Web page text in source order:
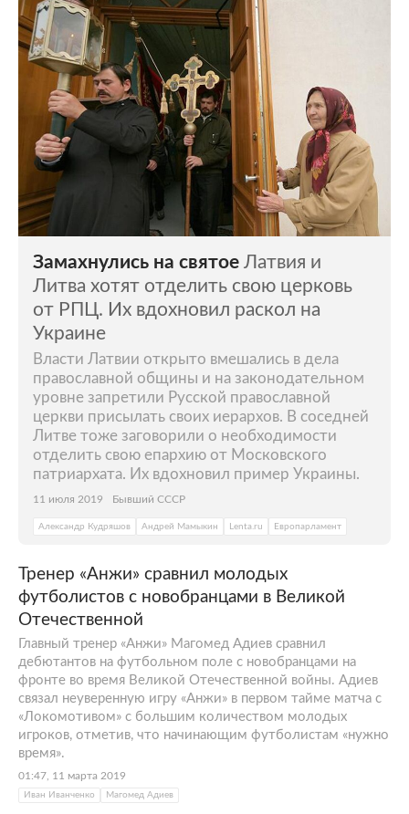
Замахнулись на святое Латвия и
Литва хотят отделить свою церковь
от РПЦ. Их вдохновил раскол на
Украине
Власти Латвии открыто вмешались в дела
православной общины и на законодательном
уровне запретили Русской православной
церкви присылать своих иерархов. В соседней
Литве тоже заговорили о необходимости
отделить свою епархию от Московского
патриархата. Их вдохновил пример Украины.
11 июля 2019 Бывший СССР
Александр Кудряшов Андрей Мамыкин Lenta.ru Европарламент
Тренер «Анжи» сравнил молодых
футболистов с новобранцами в Великой
Отечественной
Главный тренер «Анжи» Магомед Адиев сравнил
дебютантов на футбольном поле с новобранцами на
фронте во время Великой Отечественной войны. Адиев
связал неуверенную игру «Анжи» в первом тайме матча с
«Локомотивом» с большим количеством молодых
игроков, отметив, что начинающим футболистам «нужно
время».
01:47, 11 марта 2019
Иван Иванченко Магомед Адиев